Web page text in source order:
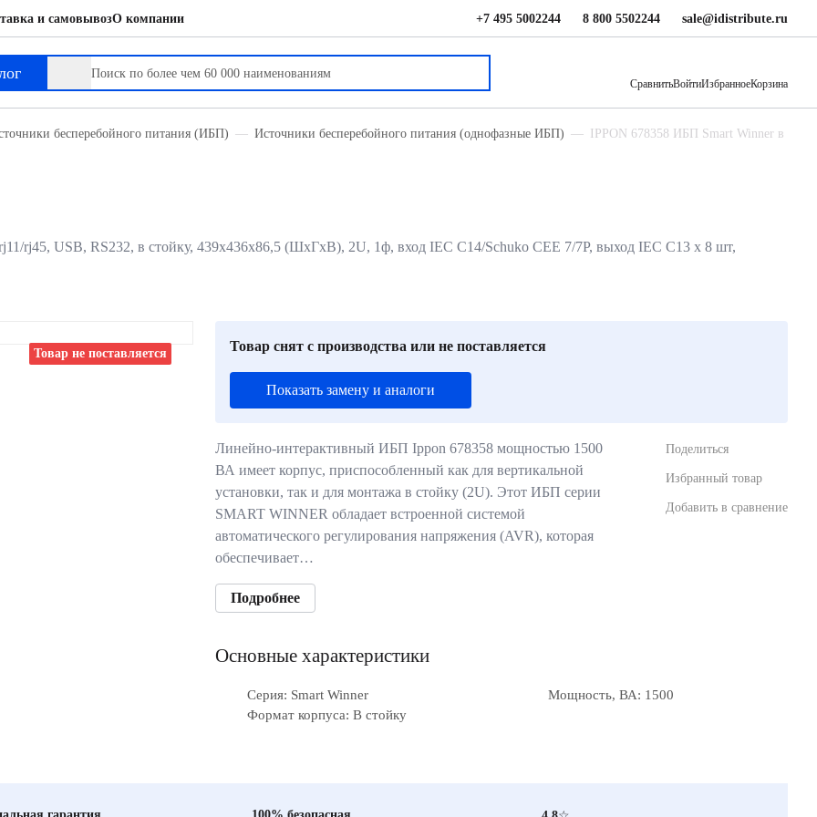
и самовывозО компании +7 495 5002244 8 800 5502244 sale@idistribute.ru
СравнитьВойтиИзбранноеКорзина
бесперебойного питания (ИБП) Источники бесперебойного питания (однофазные ИБП)
IPPON 678358 ИБП Smart Winner в
Товар не поставляется
rj45, USB, RS232, в стойку, 439х436х86,5 (ШхГхВ), 2U, 1ф, вход IEC C14/Schuko CEE 7/7P, выход IEC C13 х 8 шт,
Товар снят с производства или не поставляется
Показать замену и аналоги
Линейно-интерактивный ИБП Ippon 678358 мощностью 1500
ВА имеет корпус, приспособленный как для вертикальной
установки, так и для монтажа в стойку (2U). Этот ИБП серии
SMART WINNER обладает встроенной системой
автоматического регулирования напряжения (AVR), которая
обеспечивает…
Подробнее
Поделиться
Избранный товар
Добавить в сравнение
Основные характеристики
Серия: Smart Winner
Мощность, ВА: 1500
Формат корпуса: В стойку